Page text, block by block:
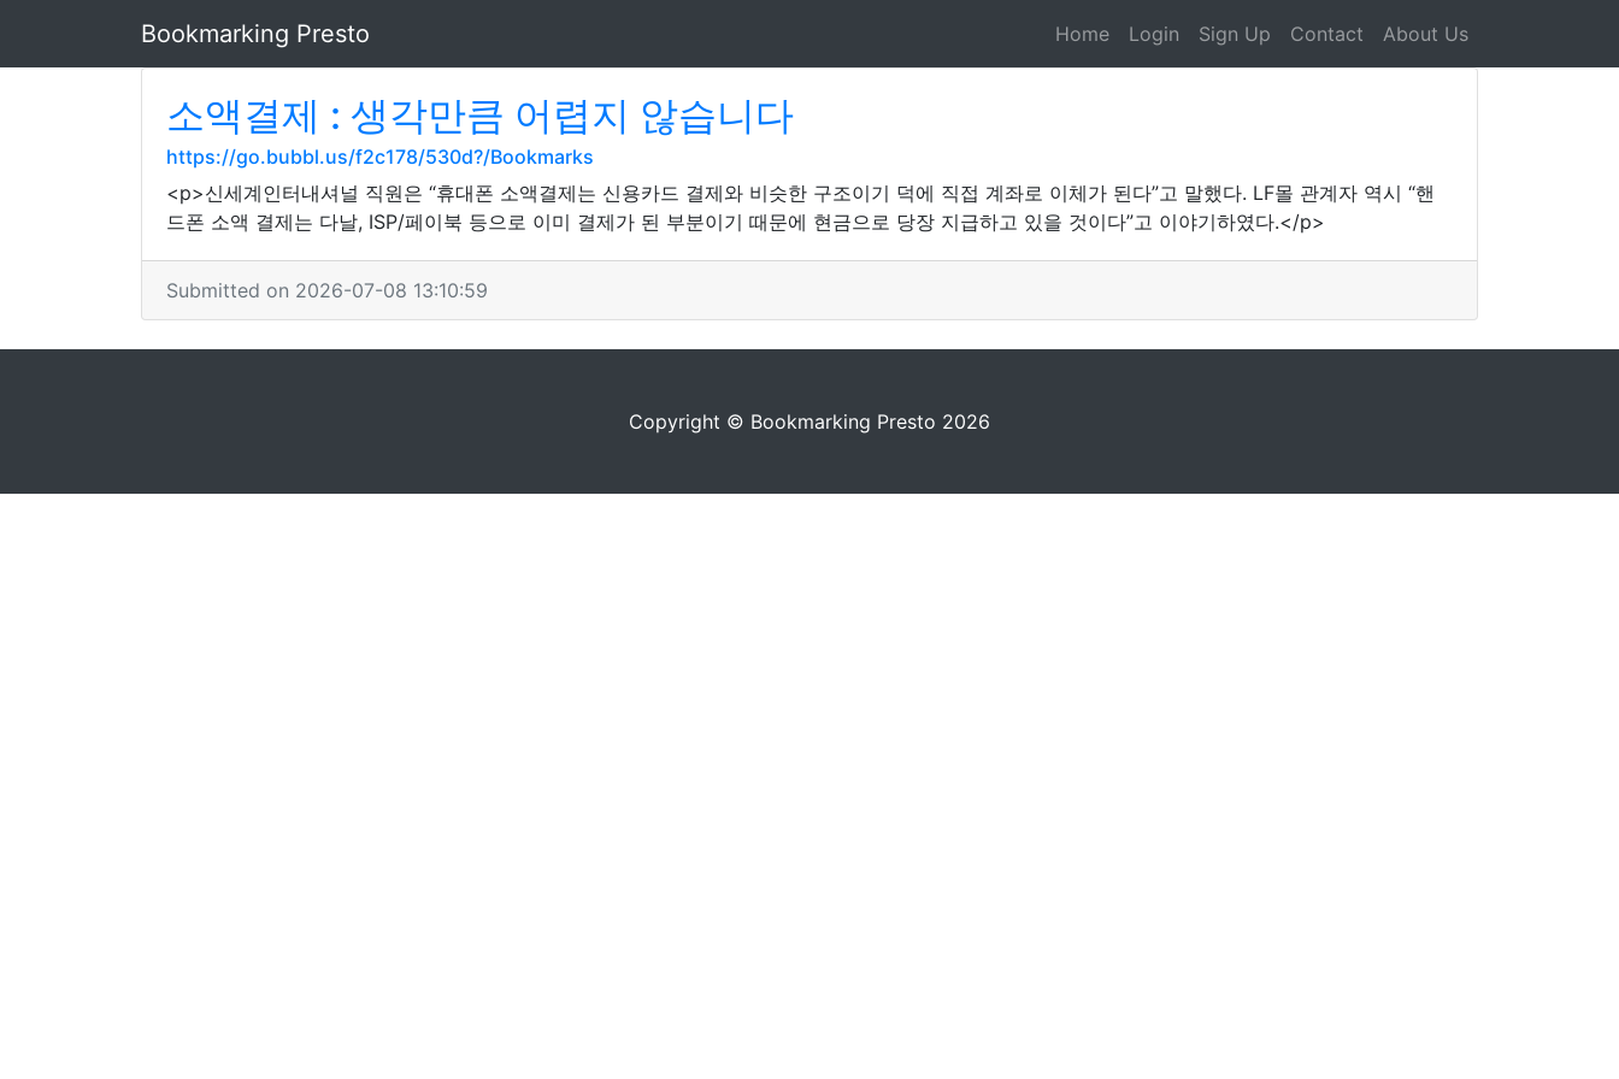
Bookmarking Presto Home Login Sign Up Contact About Us
소액결제 : 생각만큼 어렵지 않습니다
https://go.bubbl.us/f2c178/530d?/Bookmarks
<p>신세계인터내셔널 직원은 “휴대폰 소액결제는 신용카드 결제와 비슷한 구조이기 덕에 직접 계좌로 이체가 된다”고 말했다. LF몰 관계자 역시 “핸
드폰 소액 결제는 다날, ISP/페이북 등으로 이미 결제가 된 부분이기 때문에 현금으로 당장 지급하고 있을 것이다”고 이야기하였다.</p>
Submitted on 2026-07-08 13:10:59
Copyright © Bookmarking Presto 2026